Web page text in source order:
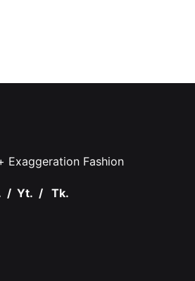
Exaggeration Fashion
/ Yt. / Tk.